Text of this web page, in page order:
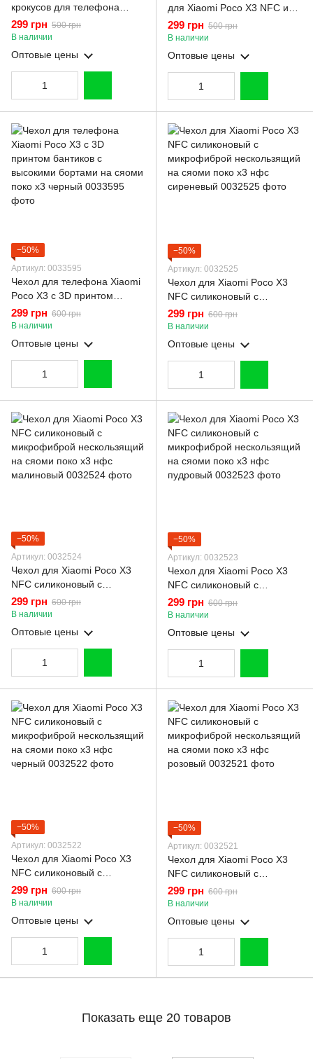
крокусов для телефона
Xiaomi Poco X3 NFC из
екокожи с подставкой и
магнитом бордовая gd2
299 грн 500 грн
В наличии
Оптовые цены
для Xiaomi Poco X3 NFC из
экокожи с подставкой и
магнитом черная gd2
299 грн 500 грн
В наличии
Оптовые цены
−50%
Артикул: 0033595
Чехол для телефона Xiaomi
Poco X3 с 3D принтом
бантиков с высокими
бортами на сяоми поко х3
черный
299 грн 600 грн
В наличии
Оптовые цены
−50%
Артикул: 0032525
Чехол для Xiaomi Poco X3
NFC силиконовый с
микрофиброй нескользящий
на сяоми поко х3 нфс
сиреневый
299 грн 600 грн
В наличии
Оптовые цены
−50%
Артикул: 0032524
Чехол для Xiaomi Poco X3
NFC силиконовый с
микрофиброй нескользящий
на сяоми поко х3 нфс
малиновый
299 грн 600 грн
В наличии
Оптовые цены
−50%
Артикул: 0032523
Чехол для Xiaomi Poco X3
NFC силиконовый с
микрофиброй нескользящий
на сяоми поко х3 нфс
пудровый
299 грн 600 грн
В наличии
Оптовые цены
−50%
Артикул: 0032522
Чехол для Xiaomi Poco X3
NFC силиконовый с
микрофиброй нескользящий
на сяоми поко х3 нфс
черный
299 грн 600 грн
В наличии
Оптовые цены
−50%
Артикул: 0032521
Чехол для Xiaomi Poco X3
NFC силиконовый с
микрофиброй нескользящий
на сяоми поко х3 нфс
розовый
299 грн 600 грн
В наличии
Оптовые цены
Показать еще 20 товаров